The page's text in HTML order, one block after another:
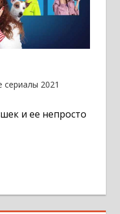
сериалы 2021
и ее непросто